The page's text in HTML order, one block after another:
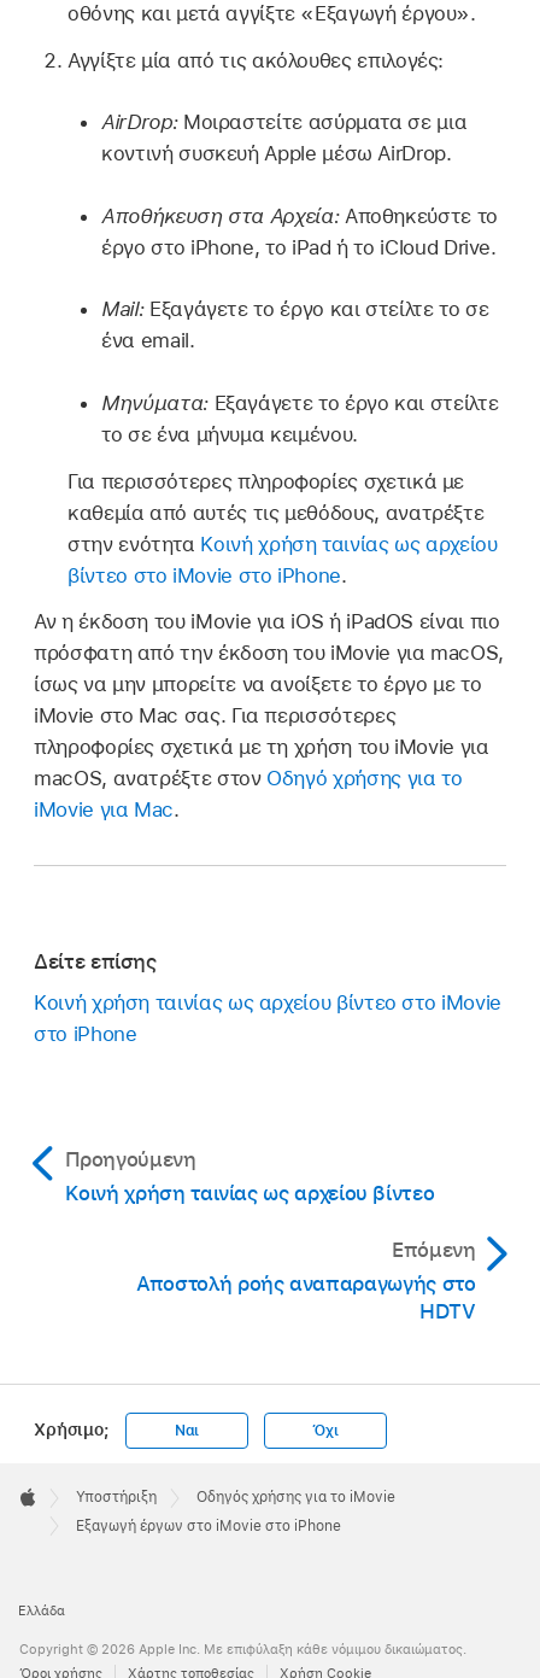
οθόνης και μετά αγγίξτε «Εξαγωγή έργου».
Αγγίξτε μία από τις ακόλουθες επιλογές:
AirDrop: Μοιραστείτε ασύρματα σε μια
κοντινή συσκευή Apple μέσω AirDrop.
Αποθήκευση στα Αρχεία: Αποθηκεύστε το
έργο στο iPhone, το iPad ή το iCloud Drive.
Mail: Εξαγάγετε το έργο και στείλτε το σε
ένα email.
Μηνύματα: Εξαγάγετε το έργο και στείλτε
το σε ένα μήνυμα κειμένου.
Για περισσότερες πληροφορίες σχετικά με
καθεμία από αυτές τις μεθόδους, ανατρέξτε
στην ενότητα Κοινή χρήση ταινίας ως αρχείου
βίντεο στο iMovie στο iPhone.
Αν η έκδοση του iMovie για iOS ή iPadOS είναι πιο
πρόσφατη από την έκδοση του iMovie για macOS,
ίσως να μην μπορείτε να ανοίξετε το έργο με το
iMovie στο Mac σας. Για περισσότερες
πληροφορίες σχετικά με τη χρήση του iMovie για
macOS, ανατρέξτε στον Οδηγό χρήσης για το
iMovie για Mac.
Δείτε επίσης
Κοινή χρήση ταινίας ως αρχείου βίντεο στο iMovie
στο iPhone
Προηγούμενη
Κοινή χρήση ταινίας ως αρχείου βίντεο
Επόμενη
Αποστολή ροής αναπαραγωγής στο
HDTV
Χρήσιμο; Ναι Όχι
Footer

Apple
Υποστήριξη
Οδηγός χρήσης για το iMovie
Εξαγωγή έργων στο iMovie στο iPhone
Ελλάδα
Copyright © 2026 Apple Inc. Με επιφύλαξη κάθε νόμιμου δικαιώματος.
Όροι χρήσης
Χάρτης τοποθεσίας Χρήση Cookie